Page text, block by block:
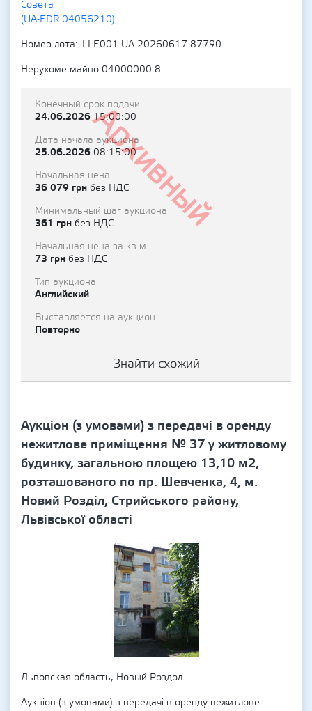
Совета
(UA-EDR 04056210)
Номер лота
LLE001-UA-20260617-87790
Нерухоме майно 04000000-8
Архивный
Конечный срок подачи
24.06.202615:00:00
Дата начала аукциона
25.06.2026 08:15:00
Начальная цена
36 079 грн без НДС
Минимальный шаг аукциона
361 грн без НДС
Начальная цена за кв.м
73 грн без НДС
Тип аукциона
Английский
Выставляется на аукцион
Повторно
Знайти схожий
Аукціон (з умовами) з передачі в оренду
нежитлове приміщення № 37 у житловому
будинку, загальною площею 13,10 м2,
розташованого по пр. Шевченка, 4, м.
Новий Розділ, Стрийського району,
Львівської області
Львовская область, Новый Роздол
Аукціон (з умовами) з передачі в оренду нежитлове